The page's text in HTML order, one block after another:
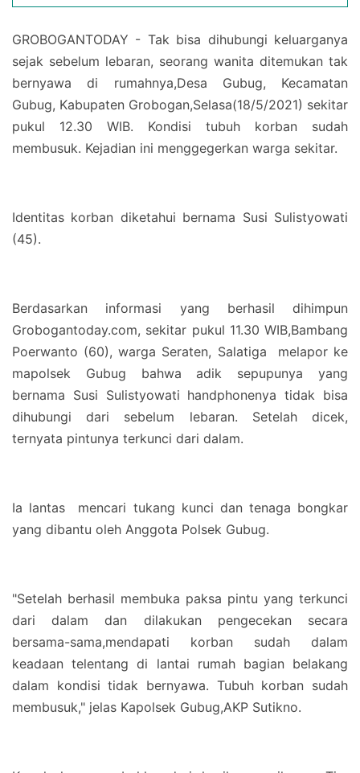
GROBOGANTODAY - Tak bisa dihubungi keluarganya
sejak sebelum lebaran, seorang wanita ditemukan tak
bernyawa di rumahnya,Desa Gubug, Kecamatan
Gubug, Kabupaten Grobogan,Selasa(18/5/2021) sekitar
pukul 12.30 WIB. Kondisi tubuh korban sudah
membusuk. Kejadian ini menggegerkan warga sekitar.
Identitas korban diketahui bernama Susi Sulistyowati
(45).
Berdasarkan informasi yang berhasil dihimpun
Grobogantoday.com, sekitar pukul 11.30 WIB,Bambang
Poerwanto (60), warga Seraten, Salatiga melapor ke
mapolsek Gubug bahwa adik sepupunya yang
bernama Susi Sulistyowati handphonenya tidak bisa
dihubungi dari sebelum lebaran. Setelah dicek,
ternyata pintunya terkunci dari dalam.
Ia lantas mencari tukang kunci dan tenaga bongkar
yang dibantu oleh Anggota Polsek Gubug.
"Setelah berhasil membuka paksa pintu yang terkunci
dari dalam dan dilakukan pengecekan secara
bersama-sama,mendapati korban sudah dalam
keadaan telentang di lantai rumah bagian belakang
dalam kondisi tidak bernyawa. Tubuh korban sudah
membusuk," jelas Kapolsek Gubug,AKP Sutikno.